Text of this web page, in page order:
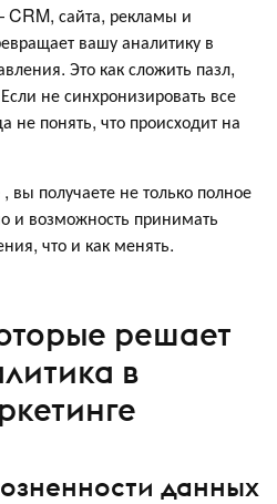
CRM, сайта, рекламы и
вашу аналитику в
Это как сложить пазл,
не синхронизировать все
понять, что происходит на
вы получаете не только полное
и возможность принимать
что и как менять.
решает
в
данных